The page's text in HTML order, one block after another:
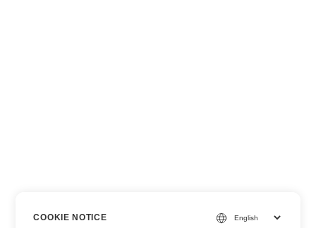
COOKIE NOTICE